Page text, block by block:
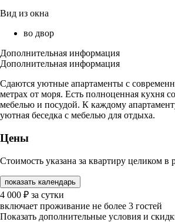
Вид из окна
во двор
Дополнительная информация
Дополнительная информация
Сдаются уютные апартаменты с
метрах от моря. Есть полноценная кухня
мебелью и посудой. К каждому
уютная беседка с мебелью для отдыха.
Цены
Стоимость указана за квартиру целиком в
показать календарь
4 000 ₽ за сутки
включает проживание не более 3 гостей
Показать дополнительные условия и